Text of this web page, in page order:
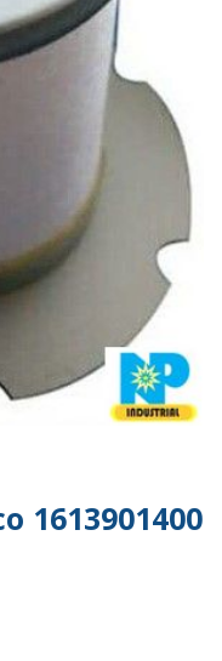
1613901400